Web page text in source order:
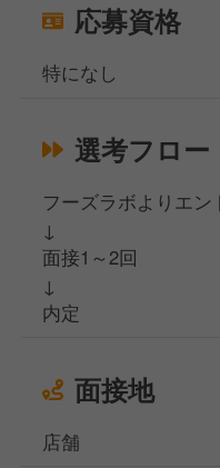
応募資格
特になし
選考フロー
フーズラボよりエン
↓
面接1～2回
↓
内定
面接地
店舗